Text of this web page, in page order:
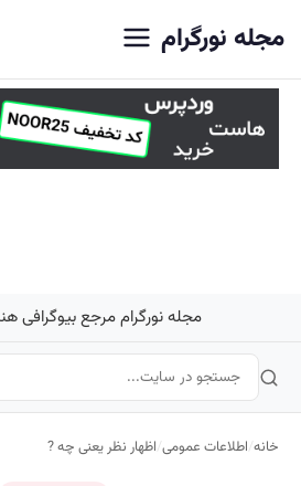
مجله نورگرام
مجله نورگرام مرجع بیوگرافی
خانه/اطلاعات عمومی/اظهار نظر یعنی چه ?